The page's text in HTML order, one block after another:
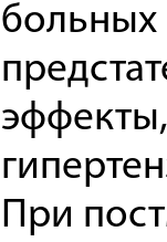
больных
При